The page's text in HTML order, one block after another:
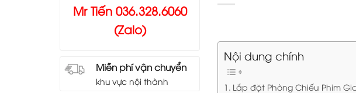
Mr Tiến 036.328.6060
(Zalo)
Miễn phí vận chuyển
khu vực nội thành
Nội dung chính
Lắp đặt Phòng Chiếu Phim